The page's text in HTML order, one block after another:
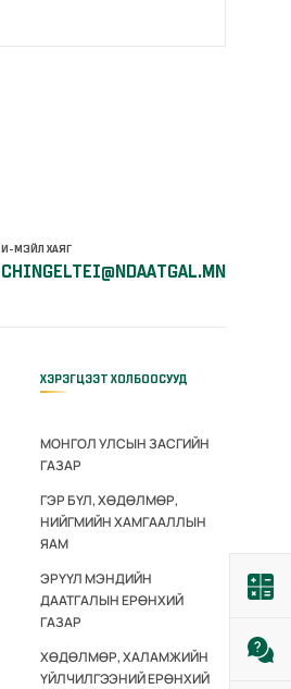
И-МЭЙЛ ХАЯГ
CHINGELTEI@NDAATGAL.MN
ХЭРЭГЦЭЭТ ХОЛБООСУУД
МОНГОЛ УЛСЫН ЗАСГИЙН
ГАЗАР
ГЭР БҮЛ, ХӨДӨЛМӨР,
НИЙГМИЙН ХАМГААЛЛЫН
ЯАМ
ЭРҮҮЛ МЭНДИЙН
ДААТГАЛЫН ЕРӨНХИЙ
ГАЗАР
ХӨДӨЛМӨР, ХАЛАМЖИЙН
ҮЙЛЧИЛГЭЭНИЙ ЕРӨНХИЙ